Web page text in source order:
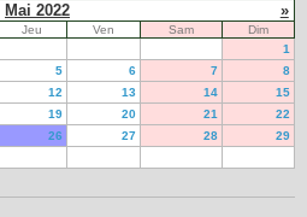
Mai 2022 »
Jeu Ven Sam
Dim
1
5 6 7
8
12 13 14
15
19 20 21
22
26 27 28
29